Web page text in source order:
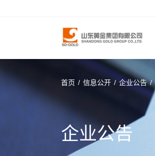
首页 / 信息公开 / 企业公告 /
企业公告